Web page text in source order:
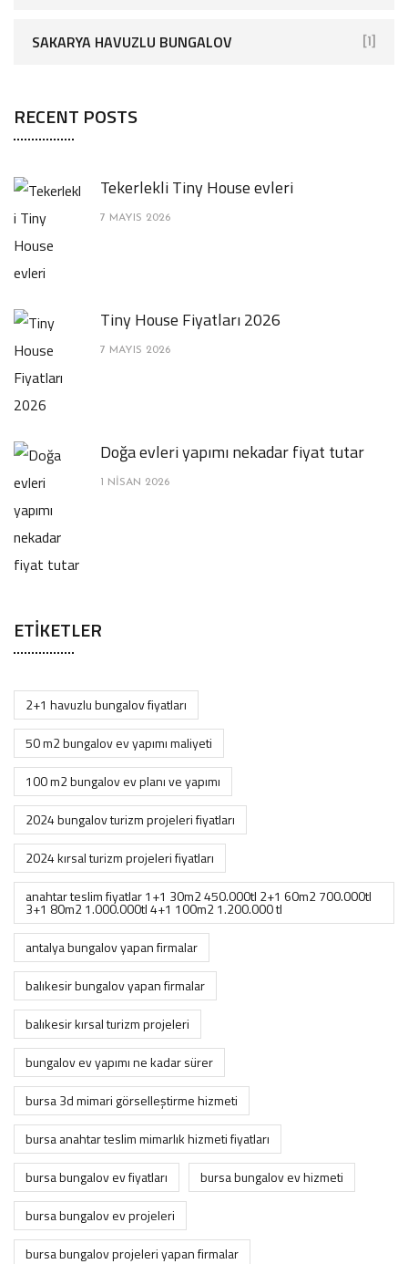
SAKARYA HAVUZLU BUNGALOV [1]
RECENT POSTS
Tekerlekli Tiny House evleri
7 MAYIS 2026
Tiny House Fiyatları 2026
7 MAYIS 2026
Doğa evleri yapımı nekadar fiyat tutar
1 NISAN 2026
ETIKETLER
2+1 havuzlu bungalov fiyatları
50 m2 bungalov ev yapımı maliyeti
100 m2 bungalov ev planı ve yapımı
2024 bungalov turizm projeleri fiyatları
2024 kırsal turizm projeleri fiyatları
anahtar teslim fiyatlar 1+1 30m2 450.000tl 2+1 60m2 700.000tl
3+1 80m2 1.000.000tl 4+1 100m2 1.200.000 tl
antalya bungalov yapan firmalar
balıkesir bungalov yapan firmalar
balıkesir kırsal turizm projeleri
bungalov ev yapımı ne kadar sürer
bursa 3d mimari görselleştirme hizmeti
bursa anahtar teslim mimarlık hizmeti fiyatları
bursa bungalov ev fiyatları
bursa bungalov ev hizmeti
bursa bungalov ev projeleri
bursa bungalov projeleri yapan firmalar